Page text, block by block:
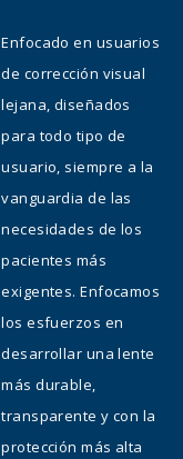
Enfocado en usuarios
de corrección visual
lejana, diseñados
para todo tipo de
usuario, siempre a la
vanguardia de las
necesidades de los
pacientes más
exigentes. Enfocamos
los esfuerzos en
desarrollar una lente
más durable,
transparente y con la
protección más alta